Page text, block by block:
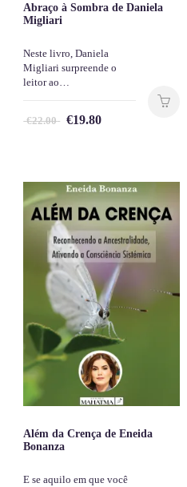
Abraço à Sombra de Daniela
Migliari
Neste livro, Daniela
Migliari surpreende o
leitor ao…
€22.00 €19.80
Além da Crença de Eneida
Bonanza
E se aquilo em que você